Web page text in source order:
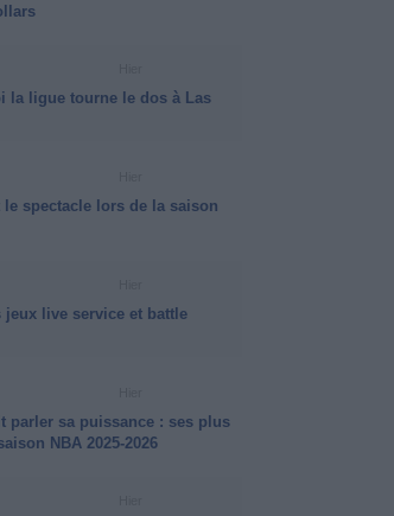
la ligue tourne le dos à Las
le spectacle lors de la saison
jeux live service et battle
parler sa puissance : ses plus
NBA 2025-2026